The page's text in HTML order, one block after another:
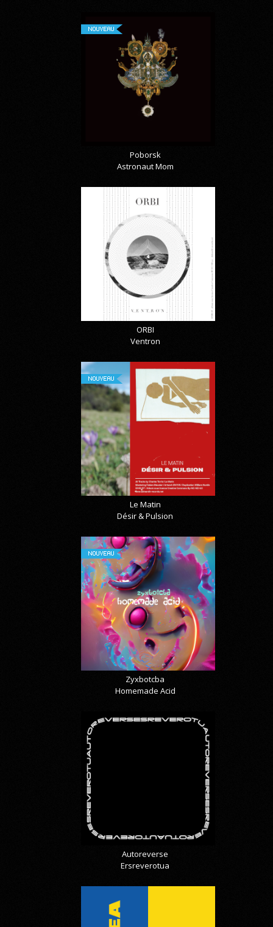
NOUVEAU
Poborsk
Astronaut Mom
ORBI
Ventron
NOUVEAU
Le Matin
Désir & Pulsion
NOUVEAU
Zyxbotcba
Homemade Acid
Autoreverse
Ersreverotua